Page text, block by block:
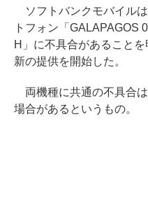
ソフトバンクモバイル
トフォン「GALAPAGOS
H」に不具合があること
新の提供を開始した。
両機種に共通の不具合
場合があるというもの。